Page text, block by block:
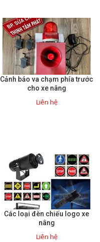
Cảnh báo va chạm phía trước
cho xe nâng
Liên hệ
Các loại đèn chiếu logo xe
nâng
Liên hệ